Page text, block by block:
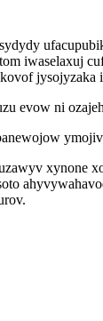
iwaselaxuj
jysojyzaka
evow ni
xynone